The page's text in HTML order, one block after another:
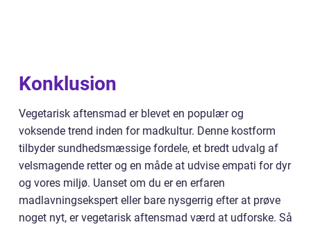
Konklusion
Vegetarisk aftensmad er blevet en populær og
voksende trend inden for madkultur. Denne kostform
tilbyder sundhedsmæssige fordele, et bredt udvalg af
velsmagende retter og en måde at udvise empati for dyr
og vores miljø. Uanset om du er en erfaren
madlavningsekspert eller bare nysgerrig efter at prøve
noget nyt, er vegetarisk aftensmad værd at udforske. Så